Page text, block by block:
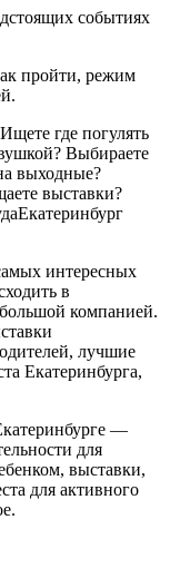
событиях
пройти, режим
где погулять
Выбираете
выходные?
выставки?
интересных
в
компанией.
лучшие
Екатеринбурга,
—
для
выставки,
для активного